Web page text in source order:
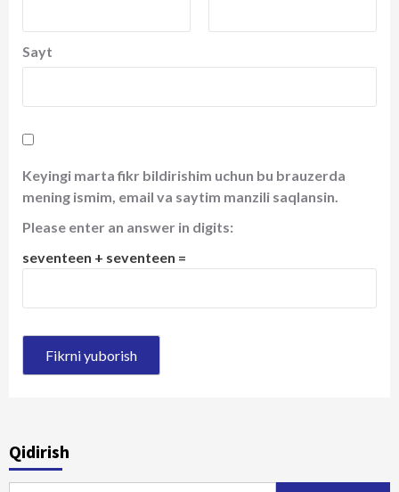
Sayt
Keyingi marta fikr bildirishim uchun bu brauzerda
mening ismim, email va saytim manzili saqlansin.
Please enter an answer in digits:
seventeen + seventeen =
Qidirish